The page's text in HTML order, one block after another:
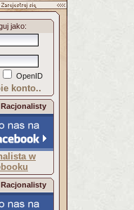
jako:
OpenID
konto..
w